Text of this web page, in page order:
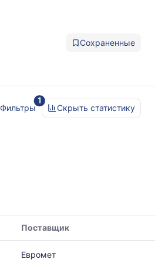
Сохраненные
1
Фильтры
Скрыть статистику
Поставщик
Евромет